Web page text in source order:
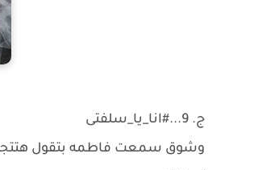
ج. 9...#انا_يا_سلفتى
وشوق سمعت فاطمه بتقول